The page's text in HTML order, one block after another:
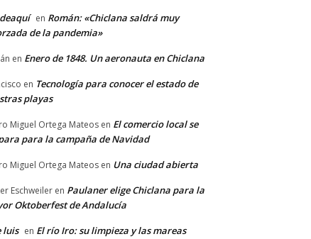
en Román: «Chiclana saldrá muy
de la pandemia»
en Enero de 1848. Un aeronauta en Chiclana
en Tecnología para conocer el estado de
playas
Miguel Ortega Mateos en El comercio local se
para la campaña de Navidad
Miguel Ortega Mateos en Una ciudad abierta
Eschweiler en Paulaner elige Chiclana para la
Oktoberfest de Andalucía
luis en El río Iro: su limpieza y las mareas